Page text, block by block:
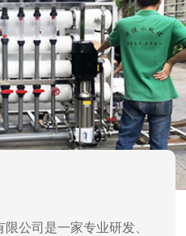
公司是一家专业研发、